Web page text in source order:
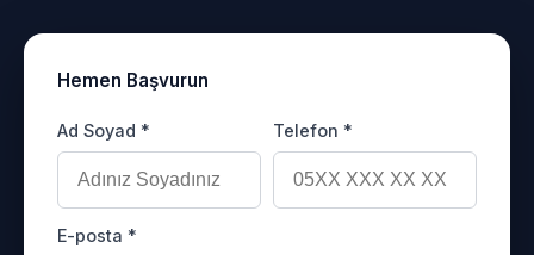
Hemen Başvurun
Ad Soyad * Telefon *
E-posta *